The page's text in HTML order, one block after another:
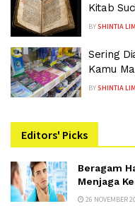
Kitab
BYSHINTIA LIM
Sering
Kamu
BY SHINTIA LIM
Editors' Picks
Beragam
Menjaga
26 NOVEMBER